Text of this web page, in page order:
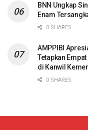
BNN Ungkap
Enam
0 SHARES
AMPPIBI
Tetapkan
di Kanwil
0 SHARES